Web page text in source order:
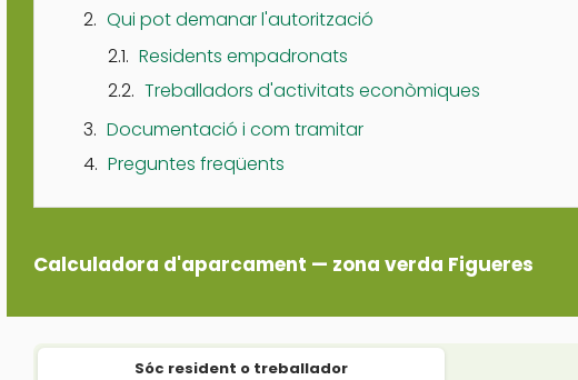
Qui pot demanar l'autorització
Residents empadronats
Treballadors d'activitats econòmiques
Documentació i com tramitar
Preguntes freqüents
Calculadora d'aparcament — zona verda Figueres
Sóc resident o treballador